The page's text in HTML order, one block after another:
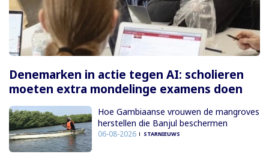
Denemarken in actie tegen AI: scholieren
moeten extra mondelinge examens doen
Hoe Gambiaanse vrouwen de mangroves
herstellen die Banjul beschermen
06-08-2026 STARNIEUWS